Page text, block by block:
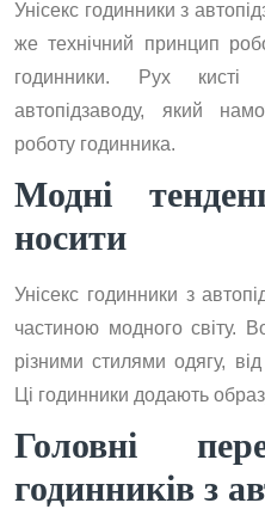
Унісекс годинники з
же технічний принцип
годинники. Рух кисті
автопідзаводу, який
роботу годинника.
Модні
носити
Унісекс годинники з
частиною модного світу.
різними стилями одягу,
Ці годинники додають
Головні
годинників з